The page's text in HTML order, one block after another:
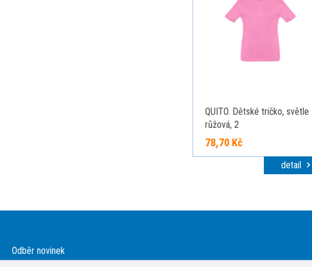
QUITO. Dětské tričko, světle
růžová, 2
78,70 Kč
detail
Odběr novinek